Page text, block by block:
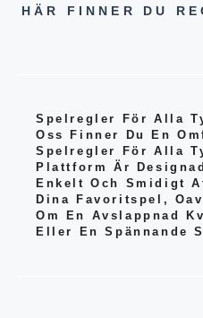
HÄR FINNER DU
Spelregler För Alla
Oss Finner Du En
Spelregler För Alla
Plattform Är
Enkelt Och Smidigt
Dina Favoritspel,
Om En Avslappnad
Eller En Spännande